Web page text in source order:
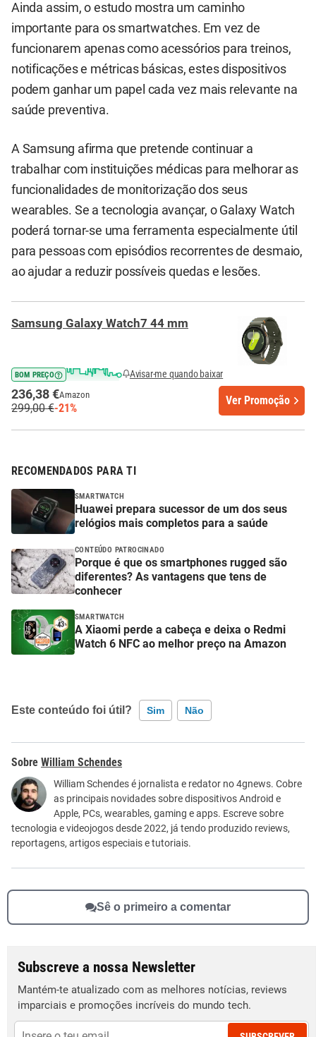
Ainda assim, o estudo mostra um caminho
importante para os smartwatches. Em vez de
funcionarem apenas como acessórios para treinos,
notificações e métricas básicas, estes dispositivos
podem ganhar um papel cada vez mais relevante na
saúde preventiva.
A Samsung afirma que pretende continuar a
trabalhar com instituições médicas para melhorar as
funcionalidades de monitorização dos seus
wearables. Se a tecnologia avançar, o Galaxy Watch
poderá tornar-se uma ferramenta especialmente útil
para pessoas com episódios recorrentes de desmaio,
ao ajudar a reduzir possíveis quedas e lesões.
Samsung Galaxy Watch7 44 mm
BOM PREÇO Avisar-me quando baixar
236,38 €Amazon
299,00 €-21%
Ver Promoção
RECOMENDADOS PARA TI
SMARTWATCH
Huawei prepara sucessor de um dos seus
relógios mais completos para a saúde
CONTEÚDO PATROCINADO
Porque é que os smartphones rugged são
diferentes? As vantagens que tens de
conhecer
SMARTWATCH
A Xiaomi perde a cabeça e deixa o Redmi
Watch 6 NFC ao melhor preço na Amazon
Este conteúdo foi útil? Sim Não
Este conteúdo contém informação incorreta
Este conteúdo não tem a informação que procuro
Outro
William Schendes
William Schendes é jornalista e redator no 4gnews. Cobre
as principais novidades sobre dispositivos Android e
Apple, PCs, wearables, gaming e apps. Escreve sobre
tecnologia e videojogos desde 2022, já tendo produzido reviews,
reportagens, artigos especiais e tutoriais.
Sê o primeiro a comentar
Subscreve a nossa Newsletter
Mantém-te atualizado com as melhores notícias, reviews
imparciais e promoções incríveis do mundo tech.